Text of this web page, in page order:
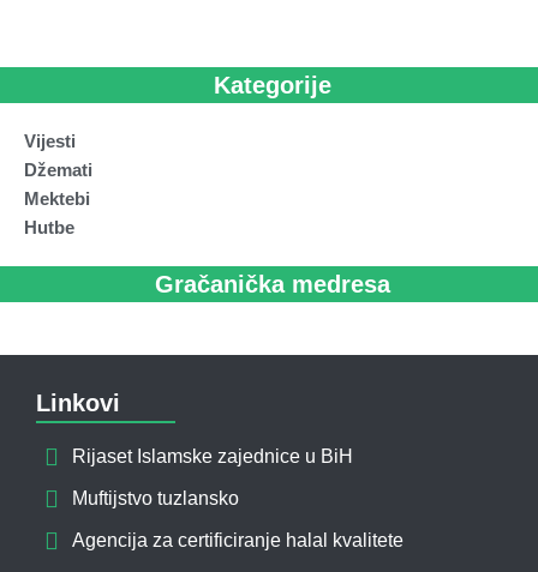
Kategorije
Vijesti
Džemati
Mektebi
Hutbe
Gračanička medresa
Linkovi
Rijaset Islamske zajednice u BiH
Muftijstvo tuzlansko
Agencija za certificiranje halal kvalitete